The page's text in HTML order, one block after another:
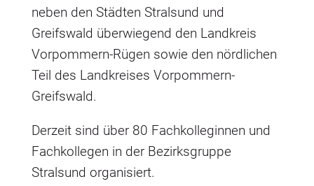
neben den Städten Stralsund und
Greifswald überwiegend den Landkreis
Vorpommern-Rügen sowie den nördlichen
Teil des Landkreises Vorpommern-
Greifswald.
Derzeit sind über 80 Fachkolleginnen und
Fachkollegen in der Bezirksgruppe
Stralsund organisiert.